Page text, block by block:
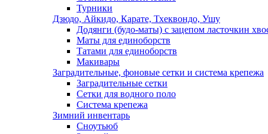
Турники
Дзюдо, Айкидо, Карате, Тхеквондо, Ушу
Додянги (будо-маты) с зацепом ласточкин
Маты для единоборств
Татами для единоборств
Макивары
Заградительные, фоновые сетки и система крепежа
Заградительные сетки
Сетки для водного поло
Система крепежа
Зимний инвентарь
Сноутьюб